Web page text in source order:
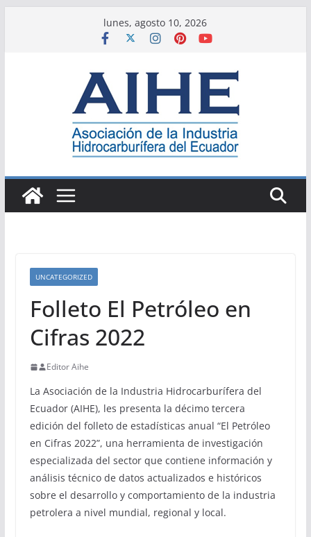
lunes, agosto 10, 2026
UNCATEGORIZED
Folleto El Petróleo en
Cifras 2022
Editor Aihe
La Asociación de la Industria Hidrocarburífera del
Ecuador (AIHE), les presenta la décimo tercera
edición del folleto de estadísticas anual “El Petróleo
en Cifras 2022”, una herramienta de investigación
especializada del sector que contiene información y
análisis técnico de datos actualizados e históricos
sobre el desarrollo y comportamiento de la industria
petrolera a nivel mundial, regional y local.